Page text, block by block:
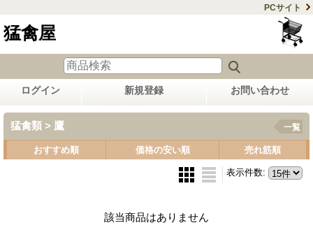
PCサイト
猛禽屋
ログイン 新規登録 お問い合わせ
猛禽類 > 鷹 一覧
おすすめ順 価格の安い順 売れ筋順
表示件数:
該当商品はありません